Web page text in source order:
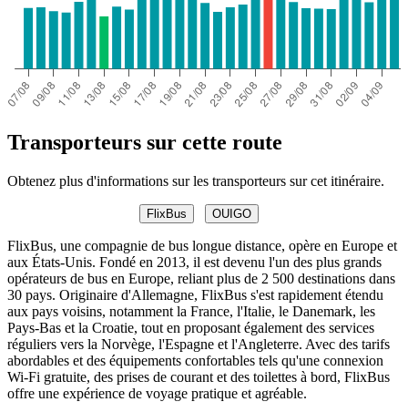
Transporteurs sur cette route
Obtenez plus d'informations sur les transporteurs sur cet itinéraire.
FlixBus OUIGO
FlixBus, une compagnie de bus longue distance, opère en Europe et
aux États-Unis. Fondé en 2013, il est devenu l'un des plus grands
opérateurs de bus en Europe, reliant plus de 2 500 destinations dans
30 pays. Originaire d'Allemagne, FlixBus s'est rapidement étendu
aux pays voisins, notamment la France, l'Italie, le Danemark, les
Pays-Bas et la Croatie, tout en proposant également des services
réguliers vers la Norvège, l'Espagne et l'Angleterre. Avec des tarifs
abordables et des équipements confortables tels qu'une connexion
Wi-Fi gratuite, des prises de courant et des toilettes à bord, FlixBus
offre une expérience de voyage pratique et agréable.